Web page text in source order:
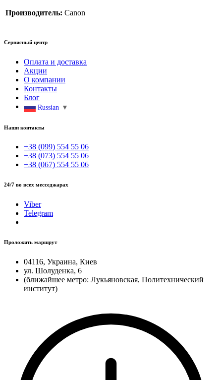
Производитель: Canon
Сервисный центр
Оплата и доставка
Акции
О компании
Контакты
Блог
Russian ▼
Наши контакты
+38 (099) 554 55 06
+38 (073) 554 55 06
+38 (067) 554 55 06
24/7 во всех месседжарах
Viber
Telegram
Проложить маршрут
04116, Украина, Киев
ул. Шолуденка, 6
(ближайшее метро: Лукьяновская, Политехнический
институт)